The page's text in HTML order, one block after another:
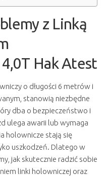
z Linką
Hak Atest
o długości 6 metrów i
stanowią niezbędne
dba o bezpieczeństwo i
ulega awarii lub wymaga
holownicze stają się
uszkodzeń. Dlatego w
jak skutecznie radzić sobie
linki holowniczej oraz